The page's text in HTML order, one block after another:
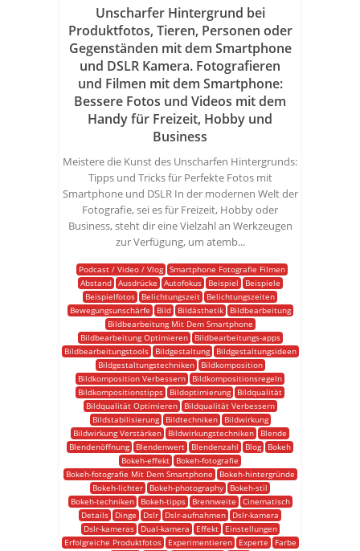
Unscharfer Hintergrund bei
Produktfotos, Tieren, Personen oder
Gegenständen mit dem Smartphone
und DSLR Kamera. Fotografieren
und Filmen mit dem Smartphone:
Bessere Fotos und Videos mit dem
Handy für Freizeit, Hobby und
Business
Meistere die Kunst des Unscharfen Hintergrunds:
Tipps und Tricks für Perfekte Fotos mit
Smartphone und DSLR In der modernen Welt der
Fotografie, sei es für Freizeit, Hobby oder
Business, steht dir eine Vielzahl an Werkzeugen
zur Verfügung, um atemb...
Podcast / Video / Vlog Smartphone Fotografie Filmen
Abstand
Ausdrücke Autofokus Beispiel
Beispiele
Beispielfotos
Belichtungszeit
Belichtungszeiten
Bewegungsunschärfe
Bild Bildästhetik
Bildbearbeitung
Bildbearbeitung Mit Dem Smartphone
Bildbearbeitung Optimieren
Bildbearbeitungs-apps
Bildbearbeitungstools
Bildgestaltung
Bildgestaltungsideen
Bildgestaltungstechniken
Bildkomposition
Bildkomposition Verbessern
Bildkompositionsregeln
Bildkompositionstipps
Bildoptimierung
Bildqualität
Bildqualität Optimieren
Bildqualität Verbessern
Bildstabilisierung
Bildtechniken
Bildwirkung
Bildwirkung Verstärken
Bildwirkungstechniken
Blende
Blendenöffnung
Blendenwert Blendenzahl Blog
Bokeh
Bokeh-effekt
Bokeh-fotografie
Bokeh-fotografie Mit Dem Smartphone
Bokeh-hintergründe
Bokeh-lichter
Bokeh-photography
Bokeh-stil
Bokeh-techniken
Bokeh-tipps Brennweite
Cinematisch
Details
Dinge Dslr Dslr-aufnahmen
Dslr-kamera
Dslr-kameras
Dual-kamera Effekt
Einstellungen
Erfolgreiche Produktfotos
Experimentieren Experte
Farbe